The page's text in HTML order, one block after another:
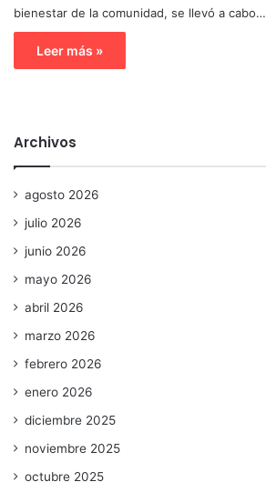
bienestar de la comunidad, se llevó a cabo…
Leer más »
Archivos
agosto 2026
julio 2026
junio 2026
mayo 2026
abril 2026
marzo 2026
febrero 2026
enero 2026
diciembre 2025
noviembre 2025
octubre 2025